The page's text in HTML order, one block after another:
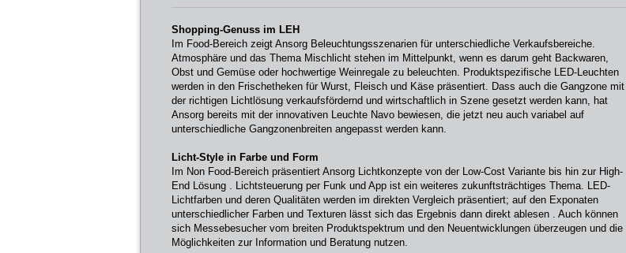
Shopping-Genuss im LEH
Im Food-Bereich zeigt Ansorg Beleuchtungsszenarien für unterschiedliche Verkaufsbereiche.
Atmosphäre und das Thema Mischlicht stehen im Mittelpunkt, wenn es darum geht Backwaren,
Obst und Gemüse oder hochwertige Weinregale zu beleuchten. Produktspezifische LED-Leuchten
werden in den Frischetheken für Wurst, Fleisch und Käse präsentiert. Dass auch die Gangzone mit
der richtigen Lichtlösung verkaufsfördernd und wirtschaftlich in Szene gesetzt werden kann, hat
Ansorg bereits mit der innovativen Leuchte Navo bewiesen, die jetzt neu auch variabel auf
unterschiedliche Gangzonenbreiten angepasst werden kann.
Licht-Style in Farbe und Form
Im Non Food-Bereich präsentiert Ansorg Lichtkonzepte von der Low-Cost Variante bis hin zur High-
End Lösung . Lichtsteuerung per Funk und App ist ein weiteres zukunftsträchtiges Thema. LED-
Lichtfarben und deren Qualitäten werden im direkten Vergleich präsentiert; auf den Exponaten
unterschiedlicher Farben und Texturen lässt sich das Ergebnis dann direkt ablesen . Auch können
sich Messebesucher vom breiten Produktspektrum und den Neuentwicklungen überzeugen und die
Möglichkeiten zur Information und Beratung nutzen.